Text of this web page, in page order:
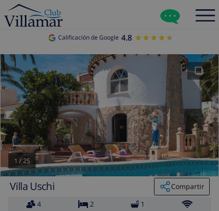
Calificación de Google 4.8 ★★★★★
★★★★★
1 /25
Villa Uschi
Compartir
4
2 1